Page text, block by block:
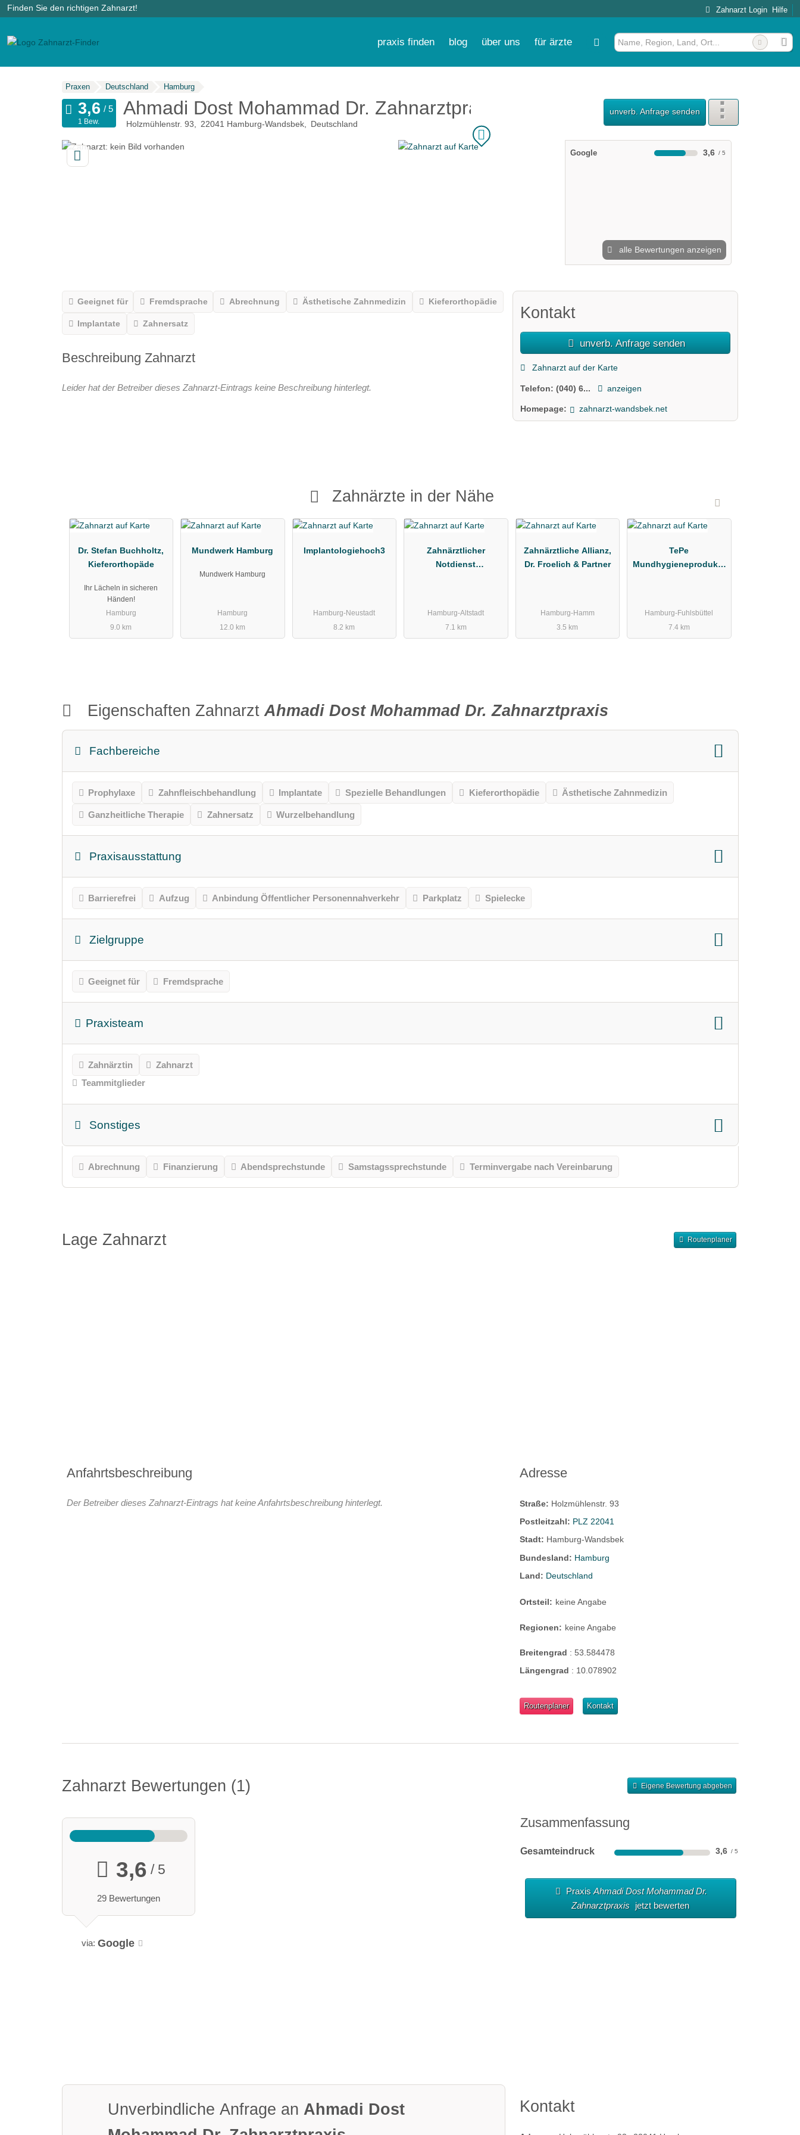
Finden Sie den richtigen Zahnarzt! Zahnarzt Login Hilfe
praxis finden blog über uns für ärzte
Praxen Deutschland Hamburg
Ahmadi Dost Mohammad Dr. Zahnarztpraxis
Holzmühlenstr. 93 22041 Hamburg-Wandsbek Deutschland
unverb. Anfrage senden
1 Bew.
Google 3,6
alle Bewertungen anzeigen
Geeignet für Fremdsprache Abrechnung Ästhetische Zahnmedizin Kieferorthopädie
Implantate Zahnersatz
Beschreibung Zahnarzt
Leider hat der Betreiber dieses Zahnarzt-Eintrags keine Beschreibung hinterlegt.
Kontakt
unverb. Anfrage senden
Zahnarzt auf der Karte
Telefon:(040) 6... anzeigen
Homepage: zahnarzt-wandsbek.net
Zahnärzte in der Nähe
Dr. Stefan Buchholtz,
Kieferorthopäde
Ihr Lächeln in sicheren
Händen!
Hamburg
9.0 km
Mundwerk Hamburg
Mundwerk Hamburg
Hamburg
12.0 km
Implantologiehoch3
Hamburg-Neustadt
8.2 km
Zahnärztlicher
Notdienst
Hamburg-Altstadt
7.1 km
Zahnärztliche Allianz,
Dr. Froelich & Partner
Hamburg-Hamm
3.5 km
TePe
Mundhygieneprodukte
Hamburg-Fuhlsbüttel
7.4 km
Eigenschaften ZahnarztAhmadi Dost Mohammad Dr. Zahnarztpraxis
Fachbereiche
Prophylaxe Zahnfleischbehandlung Implantate Spezielle Behandlungen Kieferorthopädie Ästhetische Zahnmedizin
Ganzheitliche Therapie Zahnersatz Wurzelbehandlung
Praxisausstattung
Barrierefrei Aufzug Anbindung Öffentlicher Personennahverkehr Parkplatz Spielecke
Zielgruppe
Geeignet für Fremdsprache
Praxisteam
Zahnärztin
Zahnarzt
Teammitglieder
Sonstiges
Abrechnung Finanzierung Abendsprechstunde Samstagssprechstunde Terminvergabe nach Vereinbarung
Lage Zahnarzt Routenplaner
Anfahrtsbeschreibung
Der Betreiber dieses Zahnarzt-Eintrags hat keine Anfahrtsbeschreibung hinterlegt.
Adresse
Straße: Holzmühlenstr. 93
Postleitzahl: PLZ 22041
Stadt: Hamburg-Wandsbek
Bundesland: Hamburg
Land: Deutschland
Ortsteil: keine Angabe
Regionen: keine Angabe
Breitengrad :53.584478
Längengrad : 10.078902
Routenplaner Kontakt
Zahnarzt Bewertungen 1 Eigene Bewertung abgeben
Zusammenfassung
Gesamteindruck 3,6
Praxis Ahmadi Dost Mohammad Dr.
Zahnarztpraxis jetzt bewerten
3,6 / 5
29 Bewertungen
via: Google
Unverbindliche Anfrage anAhmadi Dost
Kontakt